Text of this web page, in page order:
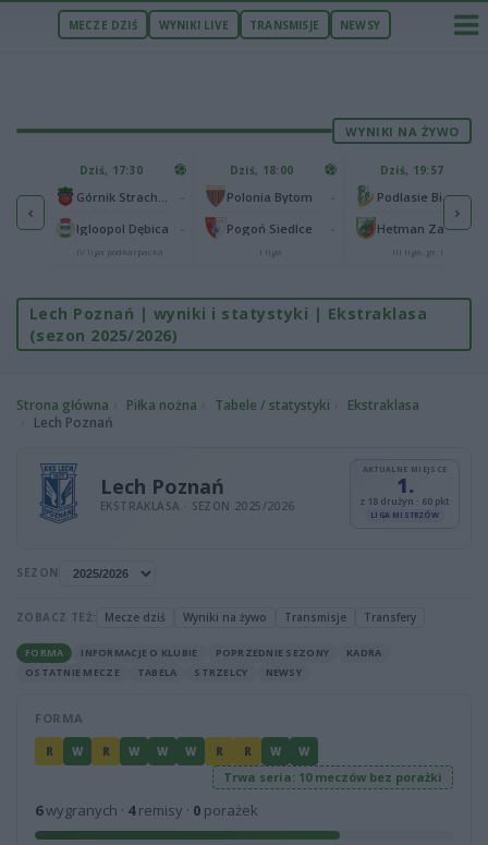
MECZE DZIŚ WYNIKI LIVE TRANSMISJE NEWSY
WYNIKI NA ŻYWO
‹
65
25
Dziś, 17:30
Igloopol Dębica
IV liga podkarpacka
Dziś, 18:00
Polonia Bytom
Pogoń Siedlce
I liga
Dziś, 19:57
Podlasie Biała Podlaska
Hetman Zamość
III liga, gr. IV
›
Lech Poznań | wyniki i statystyki | Ekstraklasa
(sezon 2025/2026)
Strona główna Piłka nożna Tabele / statystyki
Ekstraklasa
Lech Poznań
Lech Poznań
EKSTRAKLASA · SEZON 2025/2026
AKTUALNE MIEJSCE
1.
z 18 drużyn · 60 pkt
LIGA MISTRZÓW
SEZON
ZOBACZ TEŻ: Mecze dziś Wyniki na żywo Transmisje Transfery
FORMA INFORMACJE O KLUBIE POPRZEDNIE SEZONY
KADRA
OSTATNIE MECZE
TABELA STRZELCY NEWSY
FORMA
R W R W W W R R W W
Trwa seria: 10 meczów bez porażki
6wygranych · 4remisy · 0 porażek